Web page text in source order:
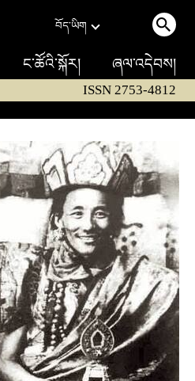
བོད་ཡིག
ང་ཚོའི་སྐོར། ཞལ་འདེབས།
ISSN 2753-4812